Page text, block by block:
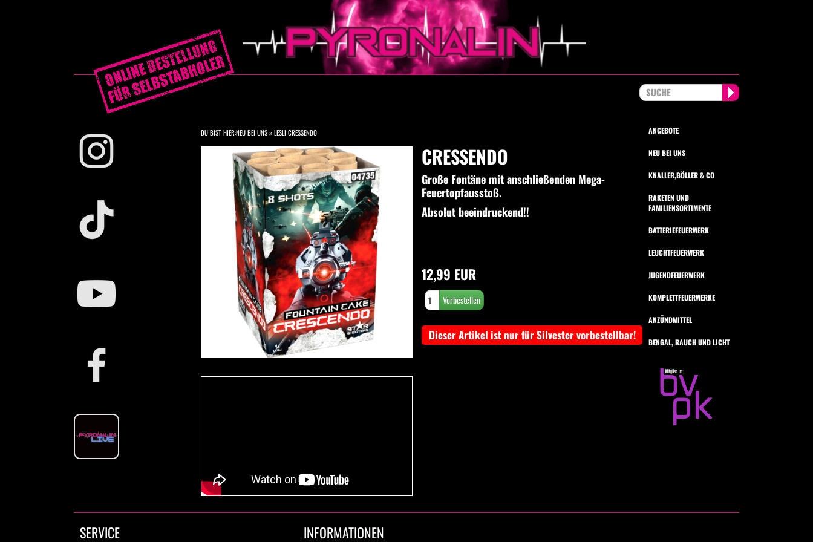
DU BIST HIER:NEU BEI UNS»LESLI CRESSENDO
CRESSENDO
Große Fontäne mit anschließenden Mega-
Feuertopfausstoß.
Absolut beeindruckend!!
12,99 EUR
Dieser Artikel ist nur für Silvester vorbestellbar!
ANGEBOTE
NEU BEI UNS
KNALLER,BÖLLER & CO
RAKETEN UND
FAMILIENSORTIMENTE
BATTERIEFEUERWERK
LEUCHTFEUERWERK
JUGENDFEUERWERK
KOMPLETTFEUERWERKE
ANZÜNDMITTEL
BENGAL, RAUCH UND LICHT
SERVICE INFORMATIONEN